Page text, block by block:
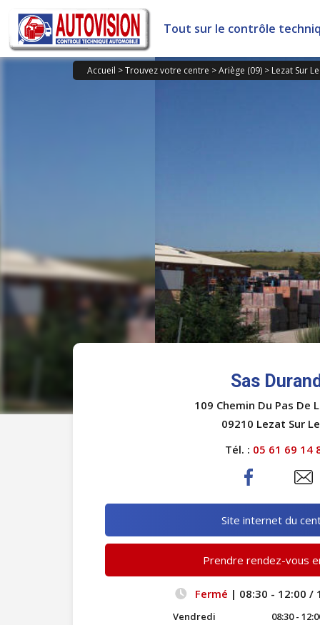
Panneau de gestion des cookies
Tout sur le contrôle
Accueil >Trouvez votre centre >Ariège (09) > Lezat Sur
Sas Durand
109 Chemin Du Pas De
09210 Lezat Sur
Tél. : 05 61 69 14
Site internet du
Prendre rendez-vous
Fermé | 08:30 - 12:00 /
Vendredi
08:30 -